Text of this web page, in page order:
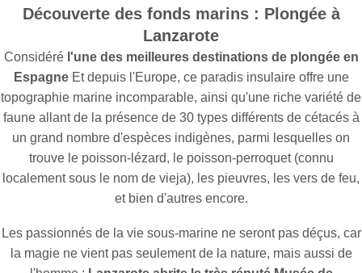
Découverte des fonds marins : Plongée à
Lanzarote
Considéré l'une des meilleures destinations de plongée en
Espagne Et depuis l'Europe, ce paradis insulaire offre une
topographie marine incomparable, ainsi qu'une riche variété de
faune allant de la présence de 30 types différents de cétacés à
un grand nombre d'espèces indigènes, parmi lesquelles on
trouve le poisson-lézard, le poisson-perroquet (connu
localement sous le nom de vieja), les pieuvres, les vers de feu,
et bien d'autres encore.
Les passionnés de la vie sous-marine ne seront pas déçus, car
la magie ne vient pas seulement de la nature, mais aussi de